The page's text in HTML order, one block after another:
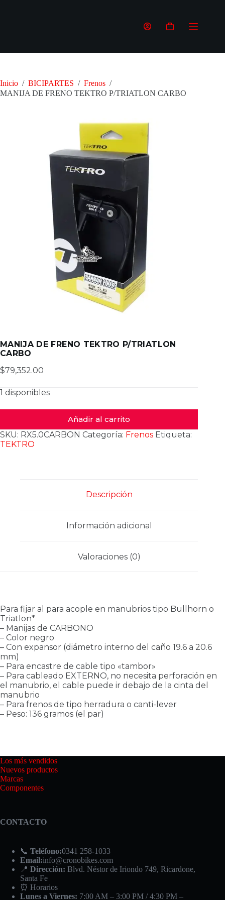
Carro
Inicio / BICIPARTES / Frenos /
MANIJA DE FRENO TEKTRO P/TRIATLON CARBO
MANIJA DE FRENO TEKTRO P/TRIATLON
CARBO
$79,352.00
1 disponibles
Añadir al carrito
SKU: RX5.0CARBON Categoría: Frenos Etiqueta:
TEKTRO
Descripción
Información adicional
Valoraciones (0)
Para fijar al para acople en manubrios tipo Bullhorn o
Triatlon*
– Manijas de CARBONO
– Color negro
– Con expansor (diámetro interno del caño 19.6 a 20.6
mm)
– Para encastre de cable tipo «tambor»
– Para cableado EXTERNO, no necesita perforación en
el manubrio, el cable puede ir debajo de la cinta del
manubrio
– Para frenos de tipo herradura o canti-lever
– Peso: 136 gramos (el par)
Los más vendidos
Nuevos productos
Marcas
Componentes
CONTACTO
📞 Teléfono:0341 258-1033
Email:info@cronobikes.com
📍 Dirección: Blvd. Néstor de Iriondo 749, Ricardone,
Santa Fe
⏰ Horarios
Lunes a Viernes: 7:00 AM – 3:00 PM / 4:30 PM –